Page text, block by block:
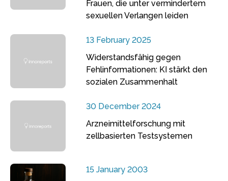
Frauen, die unter vermindertem
sexuellen Verlangen leiden
13 February 2025
Widerstandsfähig gegen
Fehlinformationen: KI stärkt den
sozialen Zusammenhalt
30 December 2024
Arzneimittelforschung mit
zellbasierten Testsystemen
15 January 2003